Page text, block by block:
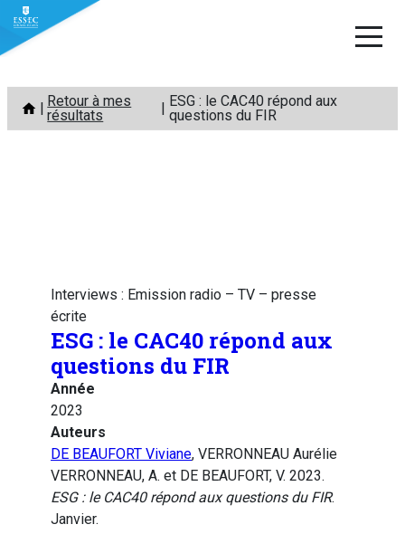
Aller
contenu
Retour à mes
résultats
ESG : le CAC40 répond aux
questions du FIR
Interviews : Emission radio – TV – presse
écrite
ESG : le CAC40 répond aux
questions du FIR
Année
2023
Auteurs
DE BEAUFORT Viviane, VERRONNEAU Aurélie
VERRONNEAU, A. et DE BEAUFORT, V. 2023.
ESG : le CAC40 répond aux questions du FIR.
Janvier.